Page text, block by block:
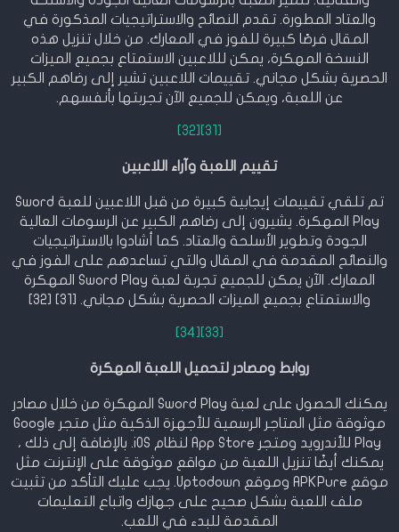
والعتاد المطورة. تقدم النصائح والاستراتيجيات المذكورة في
المقال فرصًا كبيرة للفوز في المعارك. من خلال تنزيل هذه
النسخة المهكرة، يمكن لللاعبين الاستمتاع بجميع الميزات
الحصرية بشكل مجاني. تقييمات اللاعبين تشير إلى رضاهم الكبير
عن اللعبة، ويمكن للجميع الآن تجربتها بأنفسهم.
[31]
[32]
تقييم اللعبة وآراء اللاعبين
تم تلقي تقييمات إيجابية كبيرة من قبل اللاعبين للعبة Sword
Play المهكرة. يشيرون إلى رضاهم الكبير عن الرسومات العالية
الجودة وتطوير الأسلحة والعتاد. كما أشادوا بالاستراتيجيات
والنصائح المقدمة في المقال والتي تساعدهم على الفوز في
المعارك. الآن يمكن للجميع تجربة لعبة Sword Play المهكرة
والاستمتاع بجميع الميزات الحصرية بشكل مجاني. [31] [32]
[33]
[34]
روابط ومصادر لتحميل اللعبة المهكرة
يمكنك الحصول على لعبة Sword Play المهكرة من خلال مصادر
موثوقة مثل المتاجر الرسمية للأجهزة الذكية مثل متجر Google
Play للأندرويد ومتجر App Store لنظام iOS. بالإضافة إلى ذلك ،
يمكنك أيضًا تنزيل اللعبة من مواقع موثوقة على الإنترنت مثل
موقع APKPure وموقع Uptodown. يجب عليك التأكد من تثبيت
ملف اللعبة بشكل صحيح على جهازك واتباع التعليمات
المقدمة للبدء في اللعب.